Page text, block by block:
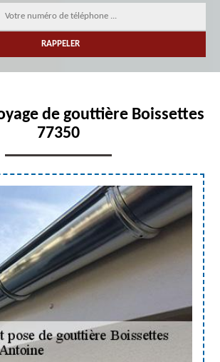
de gouttière Boissettes
77350